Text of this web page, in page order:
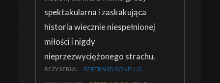
spektakularna i zaskakująca
historia wiecznie niespełnionej
miłości i nigdy
nieprzezwyciężonego strachu.
REŻYSERIA: BERTRAND BONELLO